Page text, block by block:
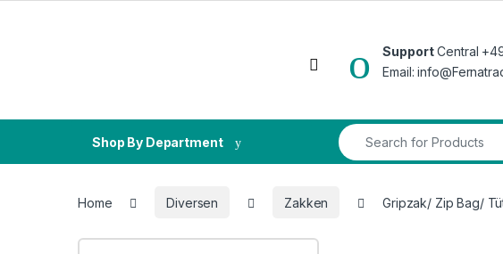
Open
SupportCentral
Email:
Shop By Department
Search for:
Home Diversen Zakken Gripzak/ Zip Bag/